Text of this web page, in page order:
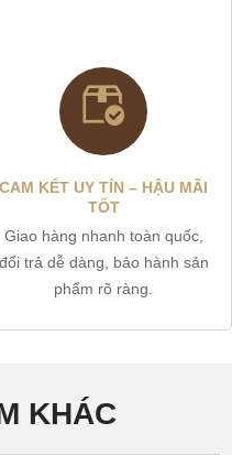
CAM KẾT UY TÍN – HẬU MÃI
TỐT
Giao hàng nhanh toàn quốc,
đổi trả dễ dàng, bảo hành sản
phẩm rõ ràng.
KHÁC